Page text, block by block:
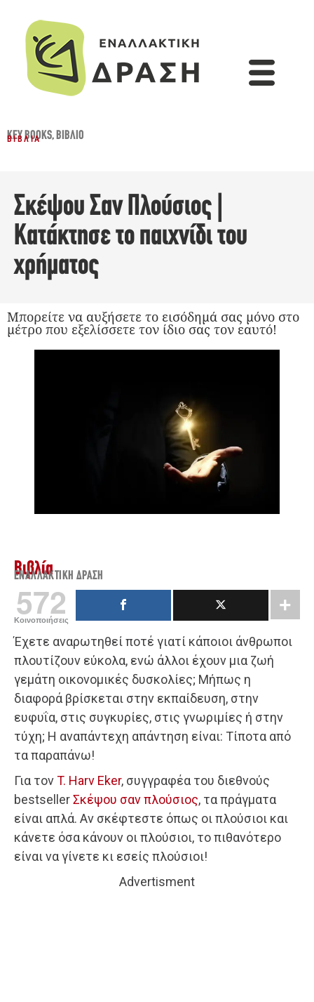
KEY BOOKS,ΒΙΒΛΊΟ
ΒΙΒΛΊΑ
Σκέψου Σαν Πλούσιος |
Κατάκτησε το παιχνίδι του
χρήματος
Μπορείτε να αυξήσετε το εισόδημά σας μόνο στο
μέτρο που εξελίσσετε τον ίδιο σας τον εαυτό!
Βιβλία
ΕΝΑΛΛΑΚΤΙΚΉ ΔΡΆΣΗ
572
Κοινοποιήσεις
Έχετε αναρωτηθεί ποτέ γιατί κάποιοι άνθρωποι
πλουτίζουν εύ­κολα, ενώ άλλοι έχουν μια ζωή
γεμάτη οικονομικές δυσκολίες; Μήπως η
διαφορά βρίσκεται στην εκπαίδευση, στην
ευφυΐα, στις συγκυρίες, στις γνωριμίες ή στην
τύχη; Η αναπάντεχη απάντηση είναι: Τίποτα από
τα παραπάνω!
Για τονT. Harv Eker, συγγραφέα του διεθνούς
bestsellerΣκέψου σαν πλούσιος, τα πράγματα
είναι απλά. Αν σκέφτεστε όπως οι πλούσιοι και
κάνετε όσα κάνουν οι πλούσιοι, το πιθανότερο
είναι να γίνετε κι εσείς πλούσιοι!
Advertisment